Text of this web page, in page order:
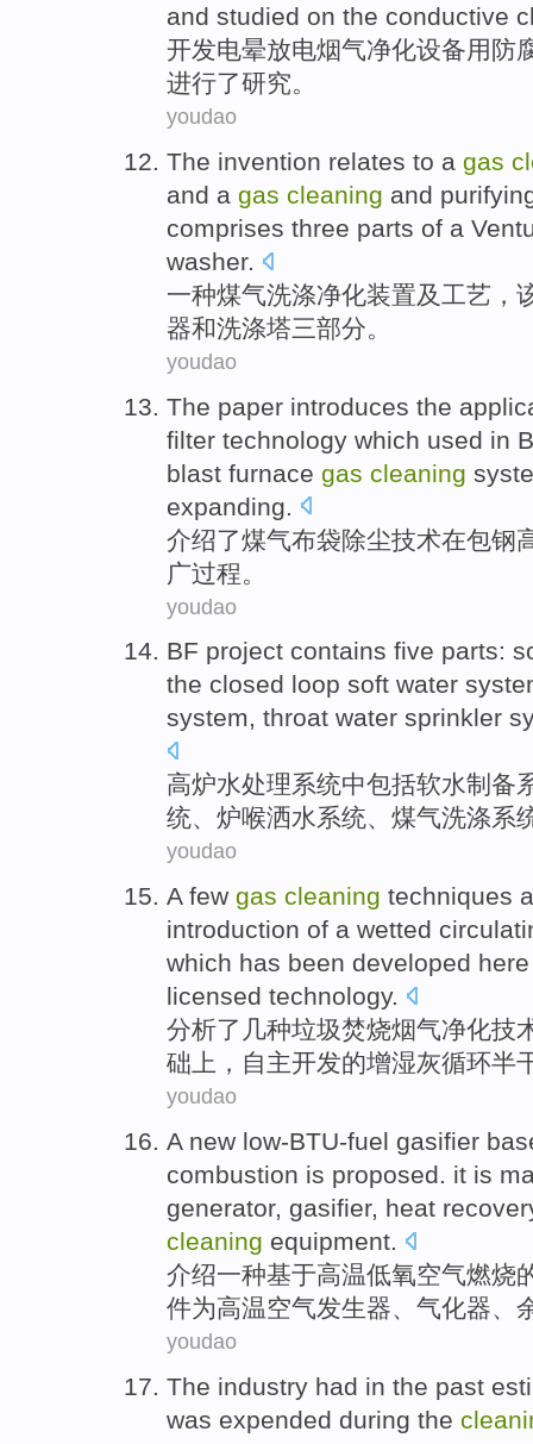
and studied on the conductive
开发电晕放电烟气净化设备用 防
进行了研究。
youdao
The invention relates to a gas
and a gas cleaning and
comprises three parts of a
washer.
一种煤气洗涤净化装置及 工艺 ，
器和洗涤塔三部分。
youdao
The paper introduces the
filter technology which used in
blast furnace gas cleaning
expanding
介绍了煤气布袋除尘技术在包钢
广过程。
youdao
BF project contains five parts:
the closed loop soft water
system, throat water sprinkler
高炉水处理系统中包括软水制备
统、炉喉洒水系统、 煤气洗涤系
youdao
A few gas cleaning techniques
introduction of a wetted
which has been developed
licensed technology.
分析了 几种垃圾焚烧烟气净化技
础 上 ， 自主开发的增湿灰循环半
youdao
Anew low-BTU-fuel gasifier
combustion is proposed. it is
generator, gasifier, heat
cleaning equipment.
介绍一种基于高温低氧空气燃烧
件为高温空气发生器、 气化器、
youdao
The industry had in the past
was expended during the